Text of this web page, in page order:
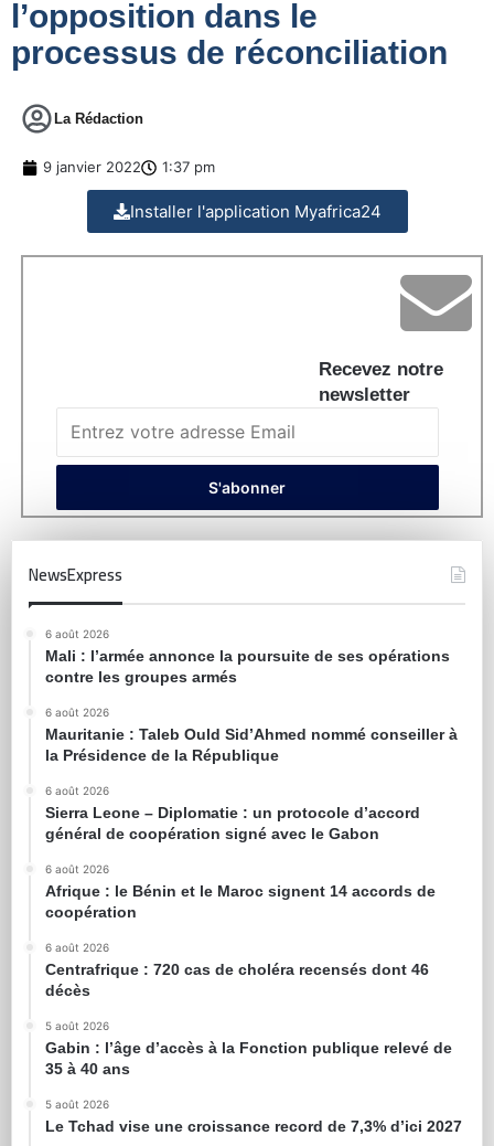
l’opposition dans le
processus de réconciliation
La Rédaction
9 janvier 2022 1:37 pm
Installer l'application Myafrica24
Recevez notre
newsletter
NewsExpress
6 août 2026
Mali : l’armée annonce la poursuite de ses opérations
contre les groupes armés
6 août 2026
Mauritanie : Taleb Ould Sid’Ahmed nommé conseiller à
la Présidence de la République
6 août 2026
Sierra Leone – Diplomatie : un protocole d’accord
général de coopération signé avec le Gabon
6 août 2026
Afrique : le Bénin et le Maroc signent 14 accords de
coopération
6 août 2026
Centrafrique : 720 cas de choléra recensés dont 46
décès
5 août 2026
Gabin : l’âge d’accès à la Fonction publique relevé de
35 à 40 ans
5 août 2026
Le Tchad vise une croissance record de 7,3% d’ici 2027